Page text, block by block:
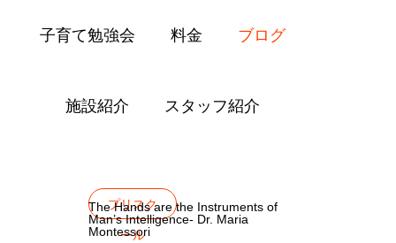
子育て勉強会 料金 ブログ
施設紹介 スタッフ紹介
プリスク
ール
The Hands are the Instruments of
Man’s Intelligence- Dr. Maria
Montessori